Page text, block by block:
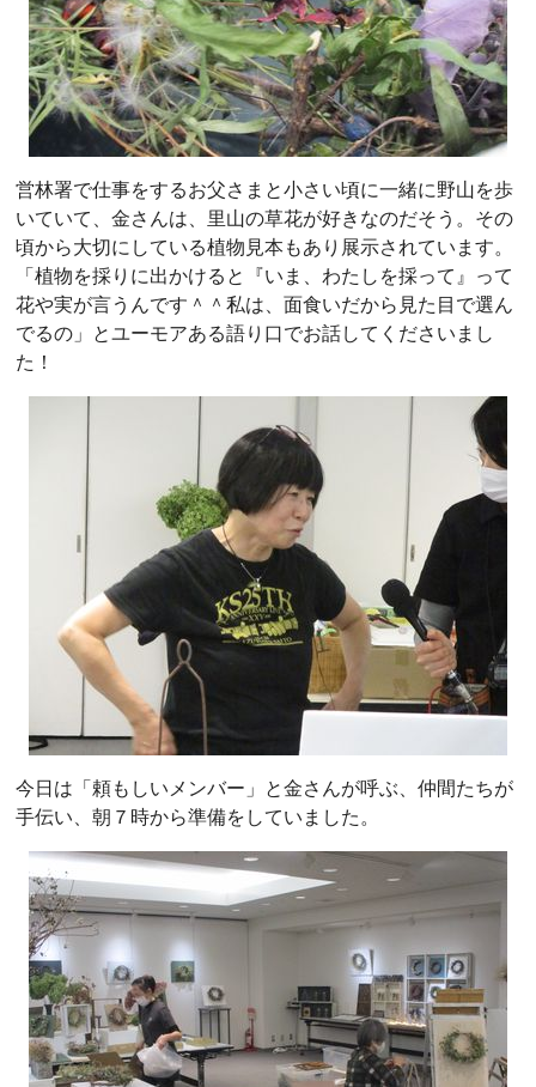
営林署で仕事をするお父さまと小さい頃に一緒に野山を歩
いていて、金さんは、里山の草花が好きなのだそう。その
頃から大切にしている植物見本もあり展示されています。
「植物を採りに出かけると『いま、わたしを採って』って
花や実が言うんです＾＾私は、面食いだから見た目で選ん
でるの」とユーモアある語り口でお話してくださいまし
た！
今日は「頼もしいメンバー」と金さんが呼ぶ、仲間たちが
手伝い、朝７時から準備をしていました。